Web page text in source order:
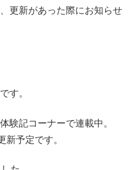
更新があった際にお知らせ
す。
験記コーナーで連載中。
新予定です。